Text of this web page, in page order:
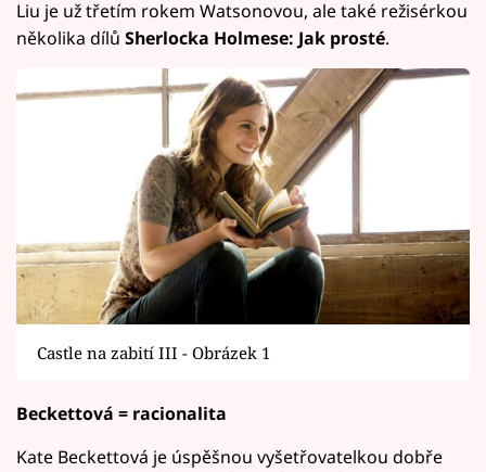
Liu je už třetím rokem Watsonovou, ale také režisérkou
několika dílů Sherlocka Holmese: Jak prosté.
Castle na zabití III - Obrázek 1
Beckettová = racionalita
Kate Beckettová je úspěšnou vyšetřovatelkou dobře